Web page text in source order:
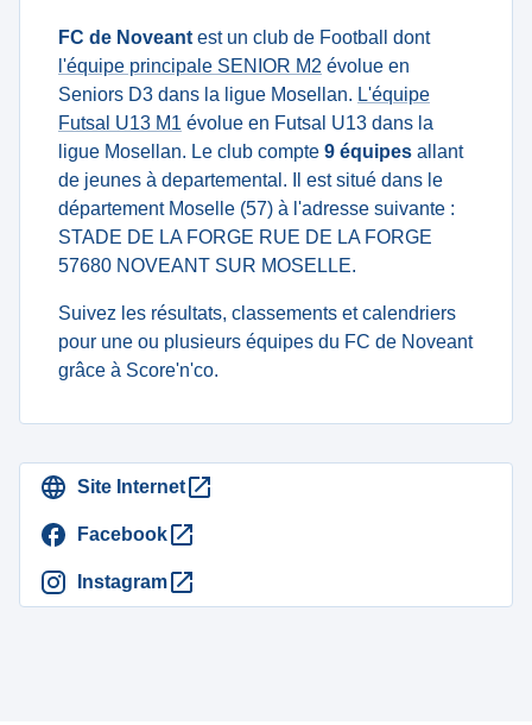
FC de Noveant est un club de Football dont
l'équipe principale SENIOR M2 évolue en
Seniors D3 dans la ligue Mosellan. L'équipe
Futsal U13 M1 évolue en Futsal U13 dans la
ligue Mosellan. Le club compte 9 équipes allant
de jeunes à departemental. Il est situé dans le
département Moselle (57) à l'adresse suivante :
STADE DE LA FORGE RUE DE LA FORGE
57680 NOVEANT SUR MOSELLE.
Suivez les résultats, classements et calendriers
pour une ou plusieurs équipes du FC de Noveant
grâce à Score'n'co.
Site Internet
Facebook
Instagram